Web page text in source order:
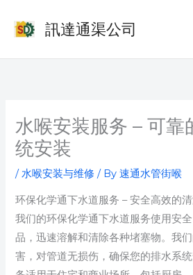
訊達通渠公司
水喉安装服务 – 可靠
统安装
/ 水喉安装与维修 / By速通水管街喉
环保化学通下水道服务 – 安全高效的
我们的环保化学通下水道服务使用安
品，迅速溶解和清除各种堵塞物。我
害，对管道无损伤，确保您的排水系